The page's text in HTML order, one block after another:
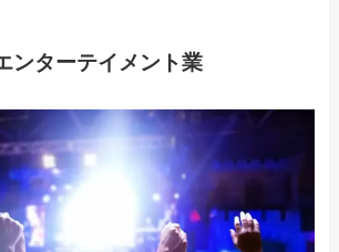
ンターテイメント業